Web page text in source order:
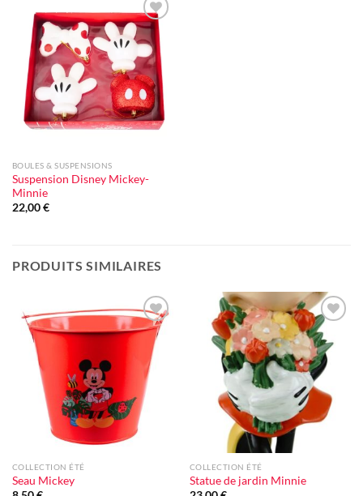
Ajouter
à la liste
d'envie
BOULES & SUSPENSIONS
Suspension Disney Mickey-
Minnie
22,00€
PRODUITS SIMILAIRES
Ajouter
à la liste
d'envie
COLLECTION ÉTÉ
Seau Mickey
Ajouter
à la liste
d'envie
COLLECTION ÉTÉ
Statue de jardin Minnie